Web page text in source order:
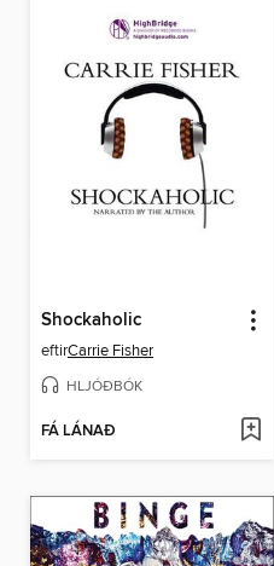
Shockaholic
eftirCarrie Fisher
HLJÓÐBÓK
FÁ LÁNAÐ